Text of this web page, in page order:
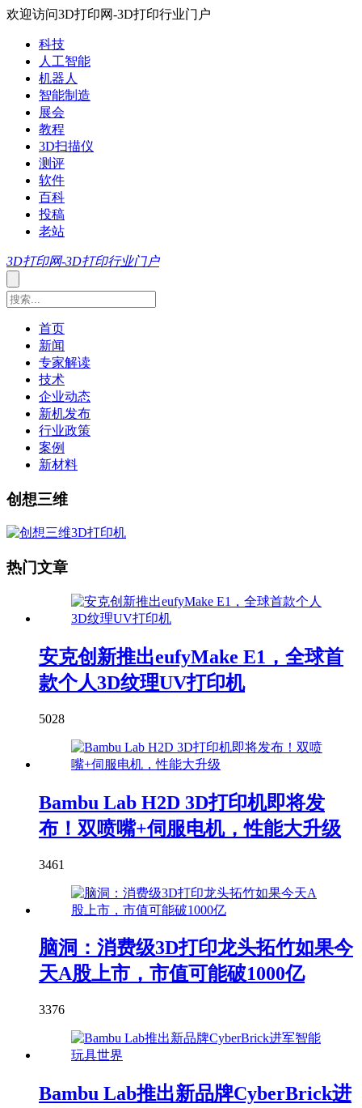
欢迎访问3D打印网-3D打印行业门户
科技
人工智能
机器人
智能制造
展会
教程
3D扫描仪
测评
软件
百科
投稿
老站
3D打印网-3D打印行业门户
首页
新闻
专家解读
技术
企业动态
新机发布
行业政策
案例
新材料
创想三维
热门文章
安克创新推出eufyMake E1，全球首
款个人3D纹理UV打印机
5028
Bambu Lab H2D 3D打印机即将发
布！双喷嘴+伺服电机，性能大升级
3461
脑洞：消费级3D打印龙头拓竹如果今
天A股上市，市值可能破1000亿
3376
Bambu Lab推出新品牌CyberBrick进